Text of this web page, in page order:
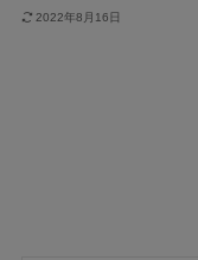
2022年8月16日